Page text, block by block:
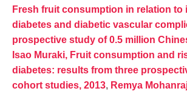
Fresh fruit consumption in relation to
diabetes and diabetic vascular
prospective study of 0.5 million
Isao Muraki, Fruit consumption and
diabetes: results from three
cohort studies, 2013, Remya